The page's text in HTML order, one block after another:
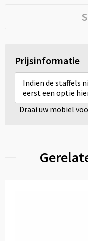
Prijsinformatie
Indien de staffels
eerst een optie
Draai uw mobiel